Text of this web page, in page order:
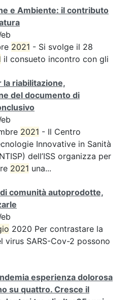
e Ambiente: il contributo
2021 - Si svolge il 28
il consueto incontro con gli
la riabilitazione,
del documento di
2021 - Il Centro
Innovative in Sanità
dell’ISS organizza per
2021 una...
comunità autoprodotte,
2020 Per contrastare la
virus SARS-Cov-2 possono
esperienza dolorosa
su quattro. Cresce il